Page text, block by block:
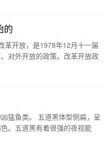
的
革开放，是1978年12月十一届
对外开放的政策。改革开放政
猛鱼类。 五道黑体型侧扁，呈
。五道黑有着很强的夜视能